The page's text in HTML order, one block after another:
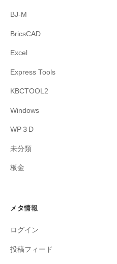
BJ-M
BricsCAD
Excel
Express Tools
KBCTOOL2
Windows
WP３D
未分類
板金
メタ情報
ログイン
投稿フィード